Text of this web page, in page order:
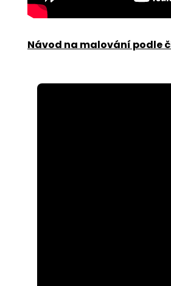
Návod na malování podle